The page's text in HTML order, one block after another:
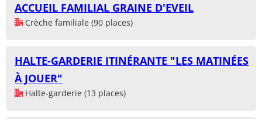
ACCUEIL FAMILIAL GRAINE D'EVEIL
Crèche familiale (90 places)
HALTE-GARDERIE ITINÉRANTE "LES MATINÉES
À JOUER"
Halte-garderie (13 places)